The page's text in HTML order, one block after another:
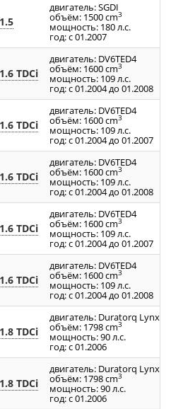
двигатель: SGDI
объём: 1500 cm3
мощность: 180 л.с.
год: с 01.2007
TDCi
двигатель: DV6TED4
объём: 1600 cm3
мощность: 109 л.с.
год: с 01.2004 до 01.2008
TDCi
двигатель: DV6TED4
объём: 1600 cm3
мощность: 109 л.с.
год: с 01.2004 до 01.2007
TDCi
двигатель: DV6TED4
объём: 1600 cm3
мощность: 109 л.с.
год: с 01.2004 до 01.2008
TDCi
двигатель: DV6TED4
объём: 1600 cm3
мощность: 109 л.с.
год: с 01.2004 до 01.2007
TDCi
двигатель: DV6TED4
объём: 1600 cm3
мощность: 109 л.с.
год: с 01.2004 до 01.2008
TDCi
двигатель: Duratоrq Lynx
объём: 1798 cm3
мощность: 90 л.с.
год: с 01.2006
TDCi
двигатель: Duratоrq Lynx
объём: 1798 cm3
мощность: 90 л.с.
год: с 01.2006